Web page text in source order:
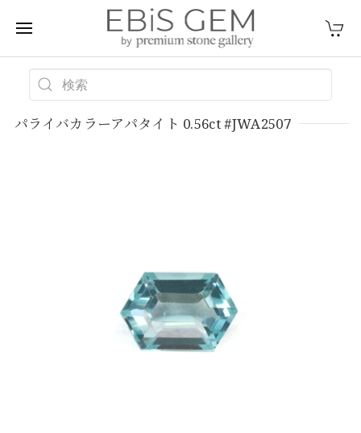
パライバカラーアパタイト 0.56ct #JWA2507